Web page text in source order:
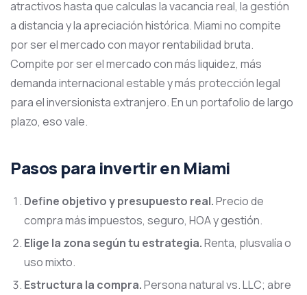
atractivos hasta que calculas la vacancia real, la gestión
a distancia y la apreciación histórica. Miami no compite
por ser el mercado con mayor rentabilidad bruta.
Compite por ser el mercado con más liquidez, más
demanda internacional estable y más protección legal
para el inversionista extranjero. En un portafolio de largo
plazo, eso vale.
Pasos para invertir en Miami
Define objetivo y presupuesto real.Precio de
compra más impuestos, seguro, HOA y gestión.
Elige la zona según tu estrategia.Renta, plusvalía o
uso mixto.
Estructura la compra.Persona natural vs. LLC; abre